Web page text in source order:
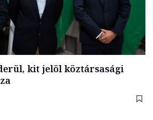
kit jelöl köztársasági